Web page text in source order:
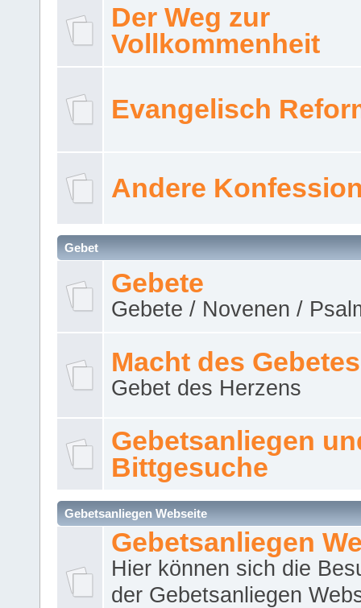
Der Weg zur
Vollkommenheit
Evangelisch
Andere
Gebet
Gebete
Gebete / Novenen /
Macht des Gebetes
Gebet des Herzens
Gebetsanliegen
Bittgesuche
Gebetsanliegen Webseite
Gebetsanliegen
Hier können sich die
der Gebetsanliegen